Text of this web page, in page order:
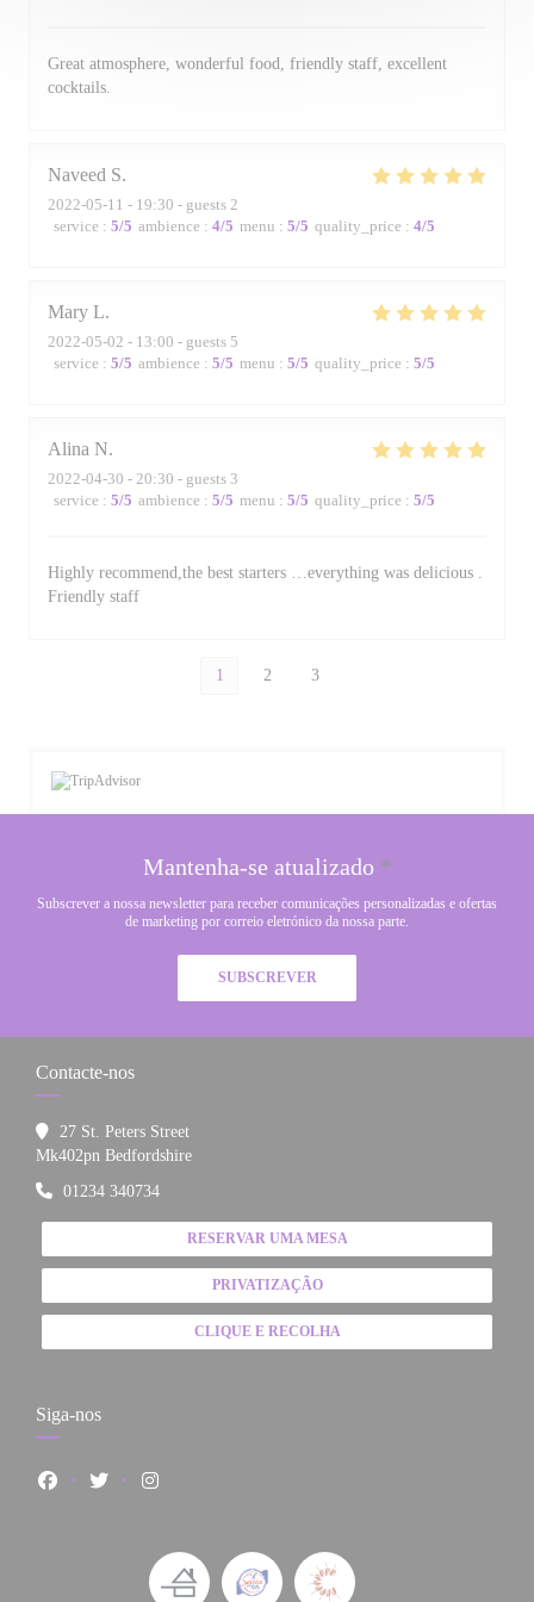
Great atmosphere, wonderful food, friendly staff, excellent
cocktails.
Naveed S
2022-05-11 - 19:30 - guests 2
service : 5/5 ambience : 4/5 menu : 5/5 quality_price : 4/5
Mary L
2022-05-02 - 13:00 - guests 5
service : 5/5 ambience : 5/5 menu : 5/5 quality_price : 5/5
Alina N
2022-04-30 - 20:30 - guests 3
service : 5/5 ambience : 5/5 menu : 5/5 quality_price : 5/5
Highly recommend,the best starters …everything was delicious .
Friendly staff
1 2 3
Mantenha-se atualizado *
Subscrever a nossa newsletter para receber comunicações personalizadas e ofertas
de marketing por correio eletrónico da nossa parte.
SUBSCREVER
Contacte-nos
27 St. Peters Street
Mk402pn Bedfordshire((abre numa nova janela))
01234 340734
RESERVAR UMA MESA
PRIVATIZAÇÃO
CLIQUE E RECOLHA
Siga-nos
Facebook ((abre numa nova janela))
Twitter ((abre numa nova janela))
Instagram ((abre numa nova janela))